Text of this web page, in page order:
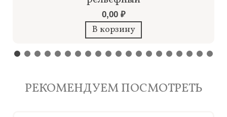
0,00 ₽
В корзину
РЕКОМЕНДУЕМ ПОСМОТРЕТЬ